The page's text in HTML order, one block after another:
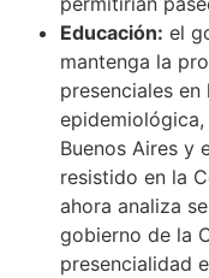
Educación: el
mantenga la
presenciales
Buenos Aires y
resistido en la
ahora analiza
gobierno de la
presencialidad